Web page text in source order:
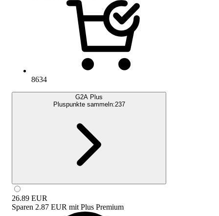
8634
G2A Plus
Pluspunkte sammeln:237
26.89 EUR
Sparen 2.87 EUR mit Plus Premium